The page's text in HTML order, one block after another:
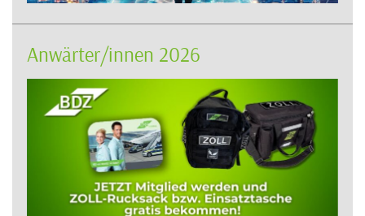
Anwärter/innen 2026